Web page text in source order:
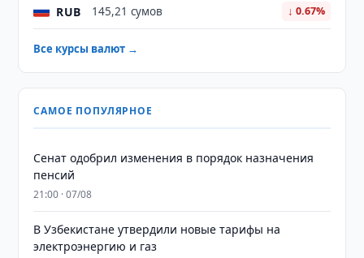
RUB 145,21 сумов ↓ 0.67%
Все курсы валют →
САМОЕ ПОПУЛЯРНОЕ
Сенат одобрил изменения в порядок назначения
пенсий
21:00 · 07/08
В Узбекистане утвердили новые тарифы на
электроэнергию и газ